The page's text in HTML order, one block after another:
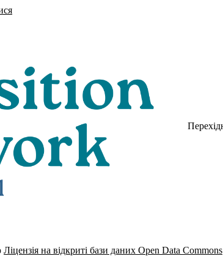
Ліцензія на відкриті бази даних Open Data Commons